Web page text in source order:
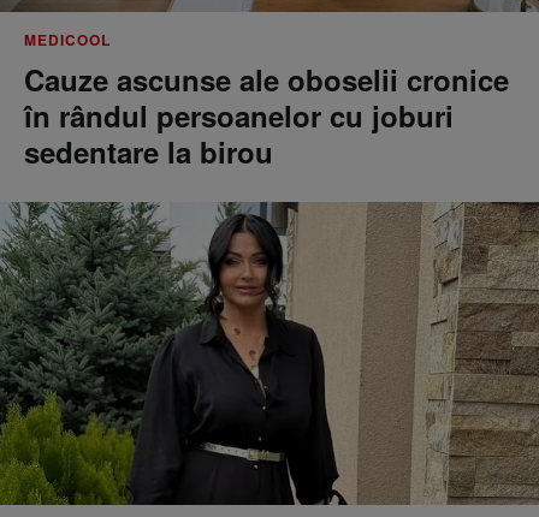
MEDICOOL
Cauze ascunse ale oboselii cronice
în rândul persoanelor cu joburi
sedentare la birou